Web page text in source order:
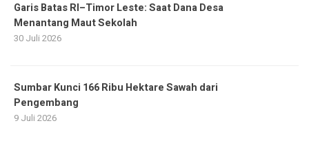
Garis Batas RI–Timor Leste: Saat Dana Desa
Menantang Maut Sekolah
30 Juli 2026
Sumbar Kunci 166 Ribu Hektare Sawah dari
Pengembang
9 Juli 2026